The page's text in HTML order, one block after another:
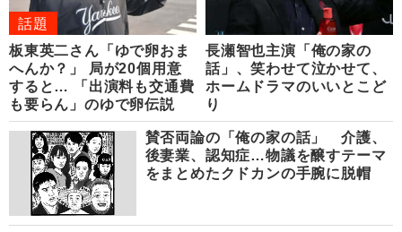
話題
板東英二さん「ゆで卵おま
へんか？」 局が20個用意
すると… 「出演料も交通費
も要らん」のゆで卵伝説
長瀬智也主演「俺の家の
話」、笑わせて泣かせて、
ホームドラマのいいとこど
り
賛否両論の「俺の家の話」 介護、
後妻業、認知症…物議を醸すテーマ
をまとめたクドカンの手腕に脱帽